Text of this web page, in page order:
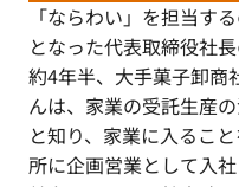
「ならわい」を担当す
となった代表取締役社
約4年半、大手菓子卸商
んは、家業の受託生産
と知り、家業に入るこ
所に企画営業として入社